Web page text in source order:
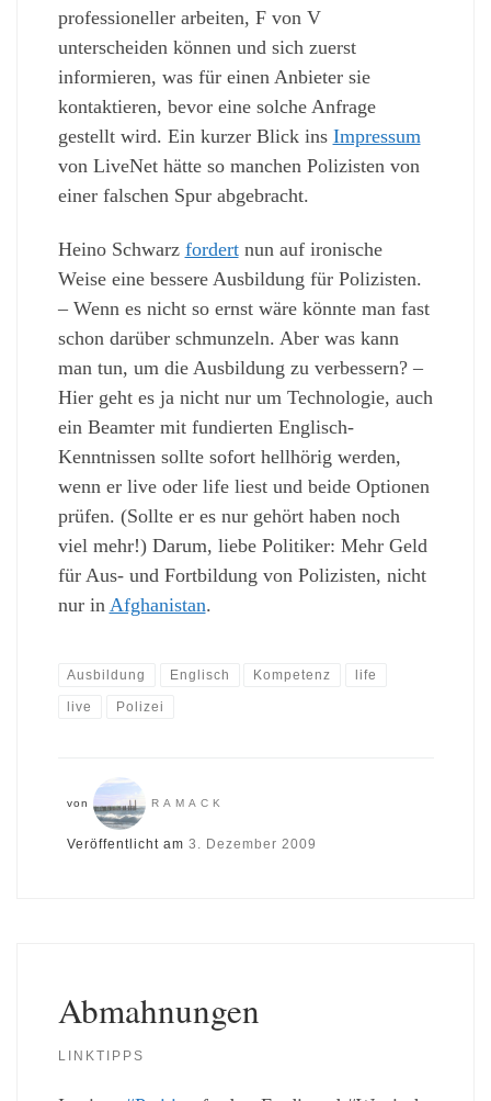
professioneller arbeiten, F von V
unterscheiden können und sich zuerst
informieren, was für einen Anbieter sie
kontaktieren, bevor eine solche Anfrage
gestellt wird. Ein kurzer Blick ins Impressum
von LiveNet hätte so manchen Polizisten von
einer falschen Spur abgebracht.
Heino Schwarz fordertnun auf ironische
Weise eine bessere Ausbildung für Polizisten.
– Wenn es nicht so ernst wäre könnte man fast
schon darüber schmunzeln. Aber was kann
man tun, um die Ausbildung zu verbessern? –
Hier geht es ja nicht nur um Technologie, auch
ein Beamter mit fundierten Englisch-
Kenntnissen sollte sofort hellhörig werden,
wenn er live oder life liest und beide Optionen
prüfen. (Sollte er es nur gehört haben noch
viel mehr!) Darum, liebe Politiker: Mehr Geld
für Aus- und Fortbildung von Polizisten, nicht
nur in Afghanistan.
Ausbildung Englisch Kompetenz life
live Polizei
von RAMACK
Veröffentlicht am 3. Dezember 2009
Abmahnungen
LINKTIPPS